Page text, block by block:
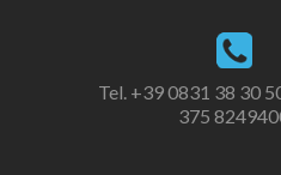
Tel. +39 0831 38 30
375